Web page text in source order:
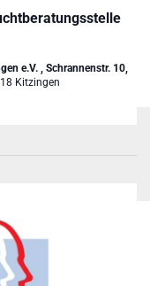
e.V. , Schrannenstr. 10,
Kitzingen